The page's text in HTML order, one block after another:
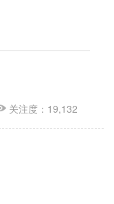
关注度：19,132